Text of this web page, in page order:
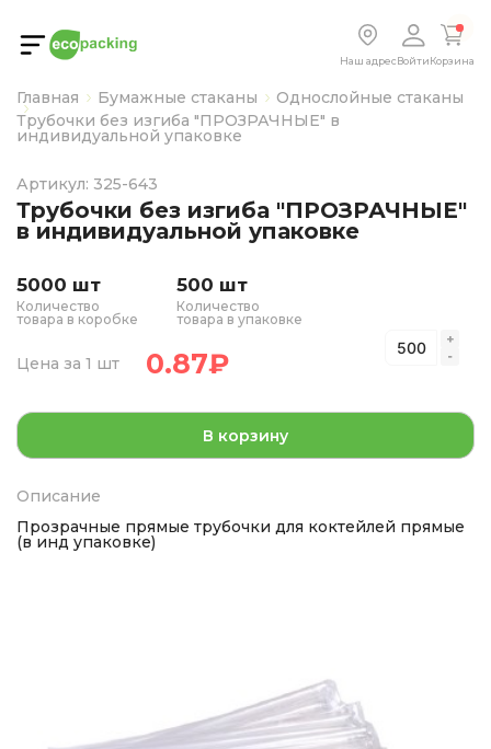
Наш адресВойтиКорзина
Главная Бумажные стаканы
Однослойные стаканы
Трубочки без изгиба "ПРОЗРАЧНЫЕ" в
индивидуальной упаковке
Артикул: 325-643
Трубочки без изгиба "ПРОЗРАЧНЫЕ"
в индивидуальной упаковке
5000 шт
Количество
товара в коробке
500 шт
Количество
товара в упаковке
Цена за 1 шт 0.87₽
В корзину
Описание
Прозрачные прямые трубочки для коктейлей прямые
(в инд упаковке)